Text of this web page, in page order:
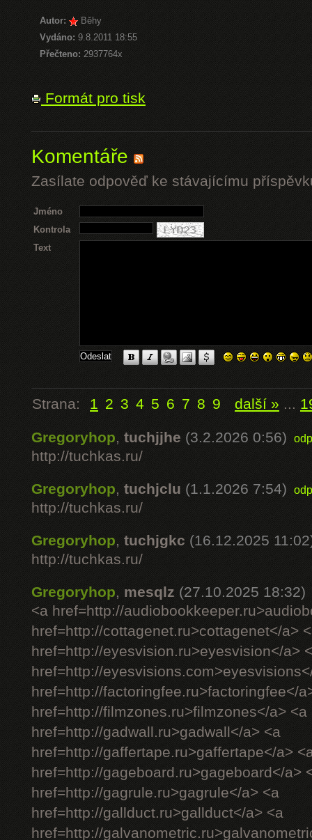
Autor:
Běhy
Vydáno: 9.8.2011 18:55
Přečteno: 2937764x
Formát pro tisk
Komentáře
Zasílate odpověď ke stávajícímu
Jméno
Kontrola
Text
Strana: 1 2 3 4 5 6 7 8 9 další » ...
Gregoryhop,tuchjjhe (3.2.2026 0:56)
http://tuchkas.ru/
Gregoryhop, tuchjclu (1.1.2026 7:54)
http://tuchkas.ru/
Gregoryhop,tuchjgkc (16.12.2025
http://tuchkas.ru/
Gregoryhop, mesqlz (27.10.2025 18:32)
<a href=http://
href=http://cottagenet.ru>cottagenet</a>
href=http://eyesvision.ru>eyesvision</a>
href=http://
href=http://factoringfee.ru>factoringfee</
href=http://filmzones.ru>filmzones</a> <a
href=http://gadwall.ru>gadwall</a> <a
href=http://gaffertape.ru>gaffertape</a>
href=http://gageboard.ru>gageboard</a>
href=http://gagrule.ru>gagrule</a> <a
href=http://gallduct.ru>gallduct</a> <a
href=http://